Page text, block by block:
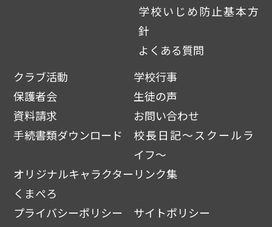
学校いじめ防止基本方
針
よくある質問
クラブ活動
学校行事
保護者会
生徒の声
資料請求
お問い合わせ
手続書類ダウンロード
校長日記～スクールラ
イフ～
オリジナルキャラクター
くまぺろ
リンク集
プライバシーポリシー
サイトポリシー